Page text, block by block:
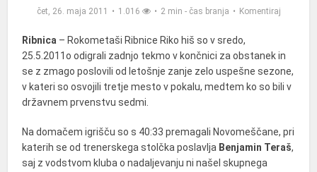
čet, 26. maja 2011 1.016 2 min - čas branja Komentiraj
Ribnica – Rokometaši Ribnice Riko hiš so v sredo,
25.5.2011o odigrali zadnjo tekmo v končnici za obstanek in
se z zmago poslovili od letošnje zanje zelo uspešne sezone,
v kateri so osvojili tretje mesto v pokalu, medtem ko so bili v
državnem prvenstvu sedmi.
Na domačem igrišču so s 40:33 premagali Novomeščane, pri
katerih se od trenerskega stolčka poslavlja Benjamin Teraš,
saj z vodstvom kluba o nadaljevanju ni našel skupnega